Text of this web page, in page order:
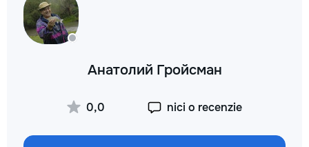
стандартов
технологии.
Анатолий Гройсман
0,0 nici o recenzie